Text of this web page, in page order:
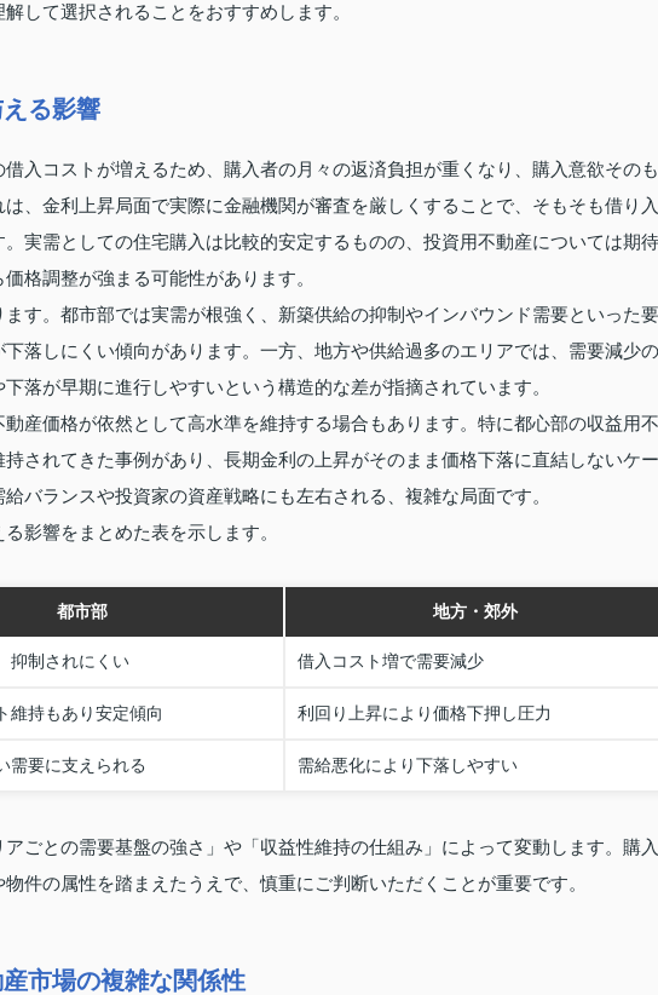
して選択されることをおすすめします。
る影響
入コストが増えるため、購入者の月々の返済負担が重くなり、購入意欲そのも
、金利上昇局面で実際に金融機関が審査を厳しくすることで、そもそも借り入
実需としての住宅購入は比較的安定するものの、投資用不動産については期待
格調整が強まる可能性があります。
す。都市部では実需が根強く、新築供給の抑制やインバウンド需要といった要
落しにくい傾向があります。一方、地方や供給過多のエリアでは、需要減少の
落が早期に進行しやすいという構造的な差が指摘されています。
産価格が依然として高水準を維持する場合もあります。特に都心部の収益用不
されてきた事例があり、長期金利の上昇がそのまま価格下落に直結しないケー
バランスや投資家の資産戦略にも左右される、複雑な局面です。
影響をまとめた表を示します。
都市部 地方・郊外
抑制されにくい 借入コスト増で需要減少
維持もあり安定傾向 利回り上昇により価格下押し圧力
需要に支えられる 需給悪化により下落しやすい
ごとの需要基盤の強さ」や「収益性維持の仕組み」によって変動します。購入
件の属性を踏まえたうえで、慎重にご判断いただくことが重要です。
市場の複雑な関係性